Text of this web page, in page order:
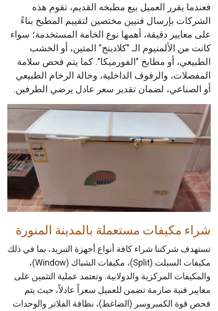
فعندما يقرر العميل بيع مطبخه القديم، تقوم هذه
الشركات بإرسال فنيين مختصين لتقييم المطبخ بناءً
على معايير دقيقة، أهمها نوع الخامة المستخدمة؛ سواء
كانت من الألمنيوم الـ "كلادينج" المتين، أو الخشب
الطبيعي، أو مطابخ "الفورميكا". كما يتم فحص سلامة
المفصلات، والرفوف الداخلية، وحالة الرخام الطبيعي
أو الصناعي، لضمان تقدير سعر عادل يرضي الطرفين.
شراء مكيفات مستعملة بالمدينة المنورة
تستهدف شركتنا شراء كافة أنواع أجهزة التبريد، بما في ذلك
مكيفات السبلت (Split)، مكيفات الشباك (Window)،
والمكيفات المركزية والدولابية. وتعتمد عملية التثمين على
معايير فنية صارمة تضمن للعميل سعراً عادلاً، حيث يتم
فحص قوة الكمبروسر (الضاغط)، نظافة الفلاتر والوحدات